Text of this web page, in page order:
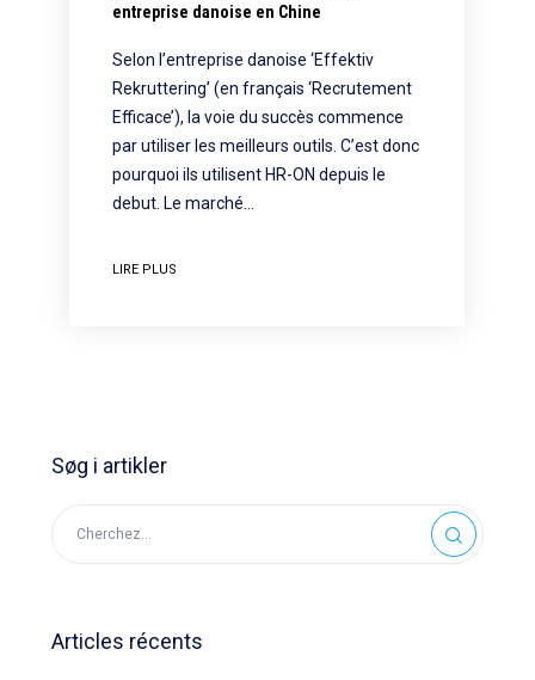
entreprise danoise en Chine
Selon l’entreprise danoise ‘Effektiv
Rekruttering’ (en français ‘Recrutement
Efficace’), la voie du succès commence
par utiliser les meilleurs outils. C’est donc
pourquoi ils utilisent HR-ON depuis le
debut. Le marché…
LIRE PLUS
Søg i artikler
Articles récents